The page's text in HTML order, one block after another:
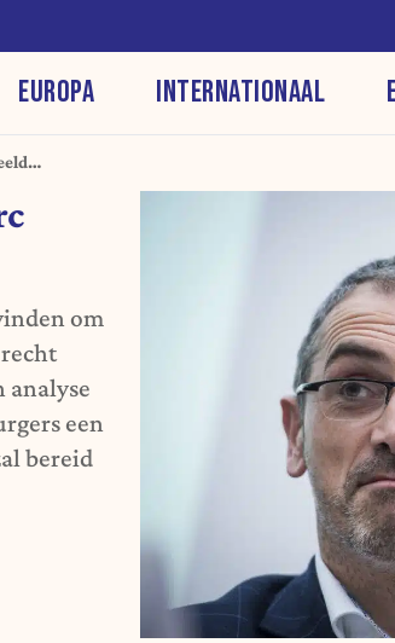
EUROPA INTERNATIONAAL
om
analyse
een
bereid